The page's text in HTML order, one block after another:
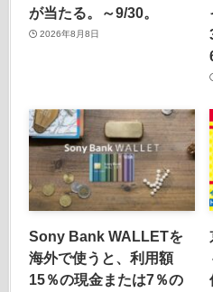
が当たる。～9/30。
2026年8月8日
Sony Bank WALLETを
海外で使うと、利用額
15％の現金または7％の